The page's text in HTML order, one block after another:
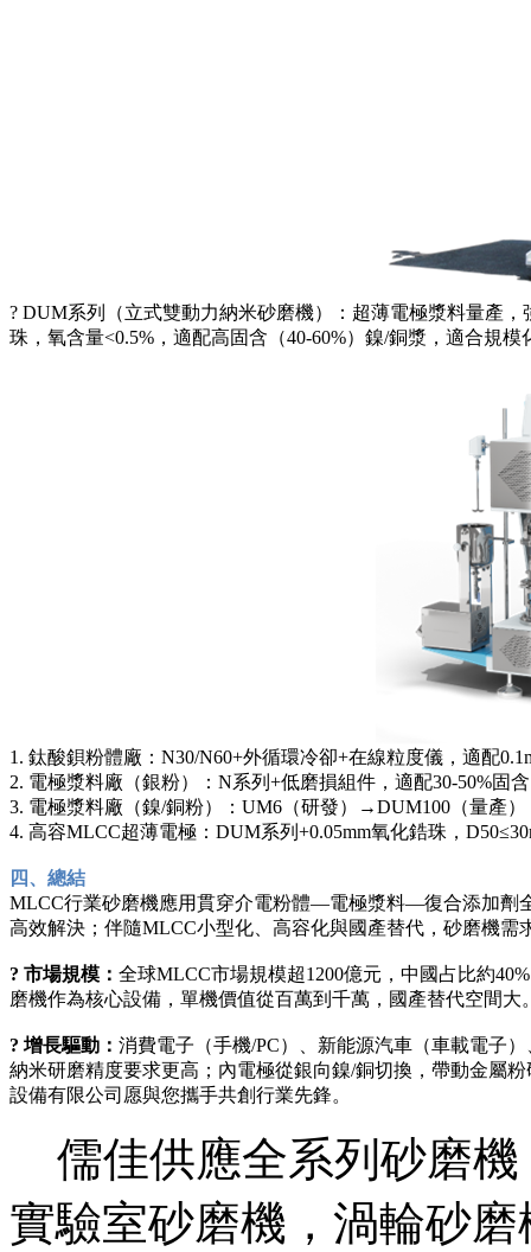
? DUM系列（立式雙動力納米砂磨機）：超薄電極漿料量產
珠，氧含量<0.5%，適配高固含（40-60%）鎳/銅漿，適合規
1. 鈦酸鋇粉體廠：N30/N60+外循環冷卻+在線粒度儀，適配
2. 電極漿料廠（銀粉）：N系列+低磨損組件，適配30-50%固
3. 電極漿料廠（鎳/銅粉）：UM6（研發）→DUM100（量產
4. 高容MLCC超薄電極：DUM系列+0.05mm氧化鋯珠，
四、總結
MLCC行業砂磨機應用貫穿介電粉體—電極漿料—復合添加劑
高效解決；伴隨MLCC小型化、高容化與國產替代，砂磨機
? 市場規模： 全球MLCC市場規模超1200億元，中國占比約
磨機作為核心設備，單機價值從百萬到千萬，國產替代空間大
? 增長驅動： 消費電子（手機/PC）、新能源汽車（車載電子
納米研磨精度要求更高；內電極從銀向鎳/銅切換，帶動金屬
設備有限公司愿與您攜手共創行業先鋒。
儒佳供應全系列砂磨機
實驗室砂磨機，渦輪砂